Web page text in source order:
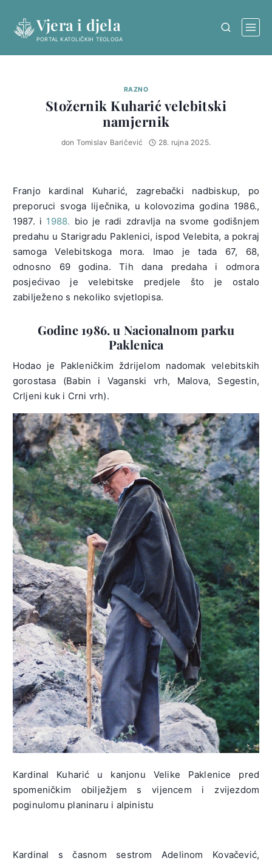
content
Vjera i djela
PORTAL KATOLIČKIH TEOLOGA
RAZNO
Stožernik Kuharić velebitski
namjernik
don Tomislav Baričević 28. rujna 2025.
Franjo kardinal Kuharić, zagrebački nadbiskup, po
preporuci svoga liječnika, u kolovozima godina 1986.,
1987. i 1988. bio je radi zdravlja na svome godišnjem
predahu u Starigradu Paklenici, ispod Velebita, a pokraj
samoga Velebitskoga mora. Imao je tada 67, 68,
odnosno 69 godina. Tih dana predaha i odmora
posjećivao je velebitske predjele što je ostalo
zabilježeno s nekoliko svjetlopisa.
Godine 1986. u Nacionalnom parku
Paklenica
Hodao je Pakleničkim ždrijelom nadomak velebitskih
gorostasa (Babin i Vaganski vrh, Malova, Segestin,
Crljeni kuk i Crni vrh).
Kardinal Kuharić u kanjonu Velike Paklenice pred
spomeničkim obilježjem s vijencem i zvijezdom
poginulomu planinaru i alpinistu
Kardinal s časnom sestrom Adelinom Kovačević,